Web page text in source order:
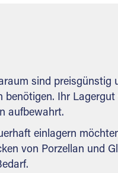
sind preisgünstig
benötigen. Ihr Lagergut
aufbewahrt.
einlagern
von Porzellan und